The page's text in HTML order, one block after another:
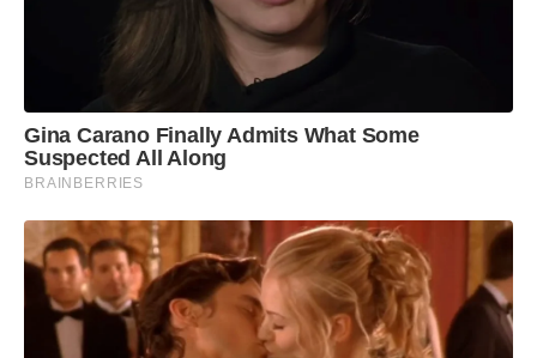
Gina Carano Finally Admits What Some
Suspected All Along
BRAINBERRIES